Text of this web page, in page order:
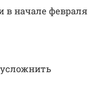
в начале февраля